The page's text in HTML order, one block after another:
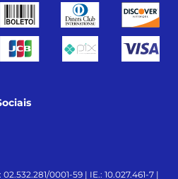
0001-59 | IE.: 10.027.461-7 |